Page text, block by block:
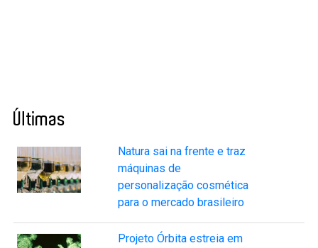
Últimas
Natura sai na frente e traz
máquinas de
personalização cosmética
para o mercado brasileiro
Projeto Órbita estreia em